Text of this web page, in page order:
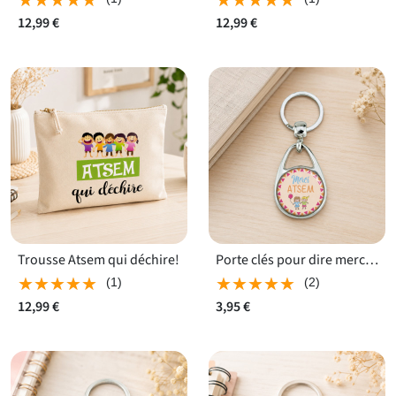
12,99 € 12,99 €
Trousse Atsem qui déchire!
★★★★★
★★★★★ (1)
12,99 €
Porte clés pour dire merci Atsem
★★★★★
★★★★★ (2)
3,95 €